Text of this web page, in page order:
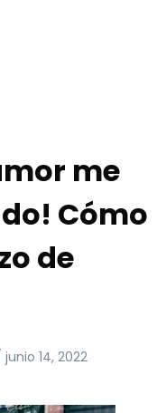
me
Cómo
de
14, 2022